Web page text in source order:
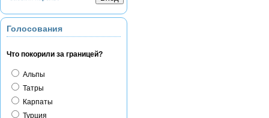
Голосования
Что покорили за границей?
Альпы
Татры
Карпаты
Турция